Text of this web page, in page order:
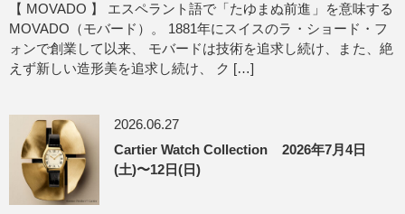
【 MOVADO 】 エスペラント語で「たゆまぬ前進」を意味する
MOVADO（モバード）。 1881年にスイスのラ・ショード・フ
ォンで創業して以来、 モバードは技術を追求し続け、また、絶
えず新しい造形美を追求し続け、 ク […]
2026.06.27
Cartier Watch Collection 2026年7月4日
(土)〜12日(日)